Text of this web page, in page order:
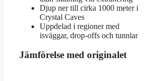
Djup ner till cirka 1000 meter i
Crystal Caves
Uppdelad i regioner med
isväggar, drop-offs och tunnlar
Jämförelse med originalet